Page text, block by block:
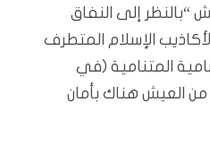
“بالنظر إلى النفاق
لأكاذيب الإسلام المتطرف
المتنامية (في
من العيش هناك بأمان